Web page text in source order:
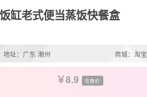
缸老式便当蒸饭快餐盒
地址：广东 潮州 商城：淘宝
8.9 在售价